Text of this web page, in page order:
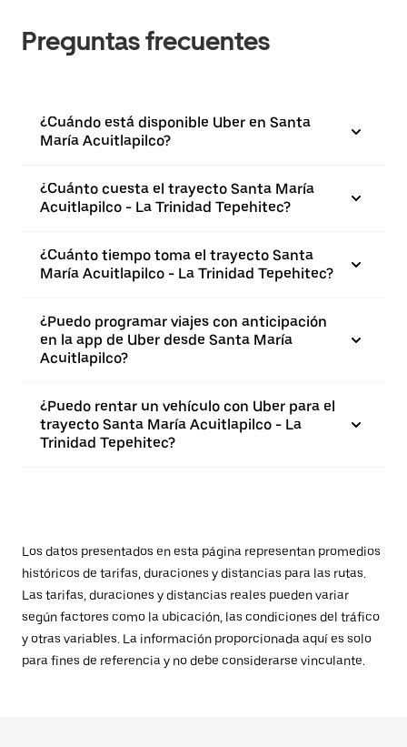
Preguntas frecuentes
¿Cuándo está disponible Uber en Santa
María Acuitlapilco?
¿Cuánto cuesta el trayecto Santa María
Acuitlapilco - La Trinidad Tepehitec?
¿Cuánto tiempo toma el trayecto Santa
María Acuitlapilco - La Trinidad Tepehitec?
¿Puedo programar viajes con anticipación
en la app de Uber desde Santa María
Acuitlapilco?
¿Puedo rentar un vehículo con Uber para el
trayecto Santa María Acuitlapilco - La
Trinidad Tepehitec?
Los datos presentados en esta página representan promedios
históricos de tarifas, duraciones y distancias para las rutas.
Las tarifas, duraciones y distancias reales pueden variar
según factores como la ubicación, las condiciones del tráfico
y otras variables. La información proporcionada aquí es solo
para fines de referencia y no debe considerarse vinculante.